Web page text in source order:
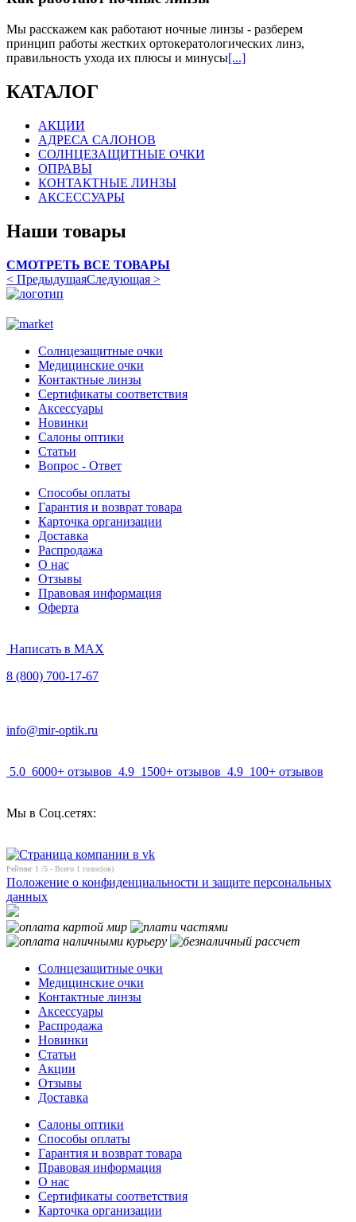
Мы расскажем как работают ночные линзы - разберем
принцип работы жестких ортокератологических линз,
правильность ухода их плюсы и минусы[...]
КАТАЛОГ
АКЦИИ
АДРЕСА САЛОНОВ
СОЛНЦЕЗАЩИТНЫЕ ОЧКИ
ОПРАВЫ
КОНТАКТНЫЕ ЛИНЗЫ
АКСЕССУАРЫ
Наши товары
СМОТРЕТЬ ВСЕ ТОВАРЫ
< ПредыдущаяСледующая >
Солнцезащитные очки
Медицинские очки
Контактные линзы
Сертификаты соответствия
Аксессуары
Новинки
Салоны оптики
Статьи
Вопрос - Ответ
Способы оплаты
Гарантия и возврат товара
Карточка организации
Доставка
Распродажа
О нас
Отзывы
Правовая информация
Оферта
Написать в MAX
8 (800) 700-17-67
info@mir-optik.ru
5.0 6000+ отзывов 4.9 1500+ отзывов 4.9 100+ отзывов
Мы в Соц.сетях:
Рейтинг 1 /5 - Всего 1 голос(ов)
Положение о конфиденциальности и защите персональных
данных
Солнцезащитные очки
Медицинские очки
Контактные линзы
Аксессуары
Распродажа
Новинки
Статьи
Акции
Отзывы
Доставка
Салоны оптики
Способы оплаты
Гарантия и возврат товара
Правовая информация
О нас
Сертификаты соответствия
Карточка организации